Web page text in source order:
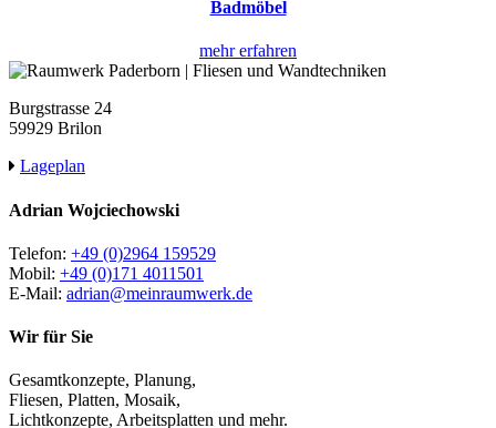
Badmöbel
mehr erfahren
Burgstrasse 24
59929 Brilon
Lageplan
Adrian Wojciechowski
Telefon: +49 (0)2964 159529
Mobil: +49 (0)171 4011501
E-Mail: adrian@meinraumwerk.de
Wir für Sie
Gesamtkonzepte, Planung,
Fliesen, Platten, Mosaik,
Lichtkonzepte, Arbeitsplatten und mehr.